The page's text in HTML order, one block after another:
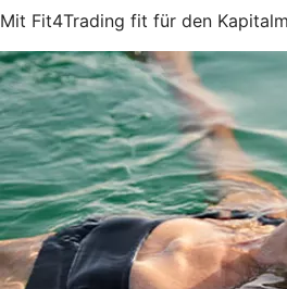
Mit Fit4Trading fit für den